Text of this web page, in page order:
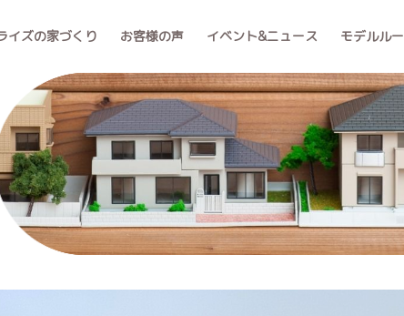
モデルル
イズの家づくり お客様の声 イベント&ニュース